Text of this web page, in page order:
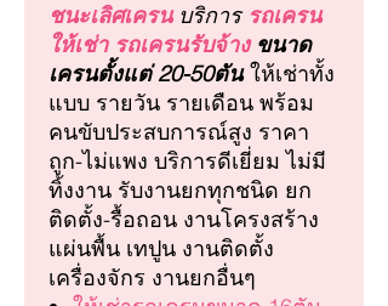
ชนะเลิศเครนบริการ รถเครน
ให้เช่า รถเครนรับจ้างขนาด
เครนตั้งแต่ 20-50ตันให้เช่าทั้ง
แบบ รายวัน รายเดือน พร้อม
คนขับประสบการณ์สูง ราคา
ถูก-ไม่แพง บริการดีเยี่ยม ไม่มี
ทิ้งงาน รับงานยกทุกชนิด ยก
ติดตั้ง-รื้อถอน งานโครงสร้าง
แผ่นพื้น เทปูน งานติดตั้ง
เครื่องจักร งานยกอื่นๆ